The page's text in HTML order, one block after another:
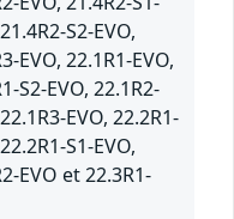
S2-EVO,
EVO, 22.1R1-EVO,
S2-EVO, 22.1R2-
EVO, 22.2R1-
S1-EVO,
EVO et 22.3R1-